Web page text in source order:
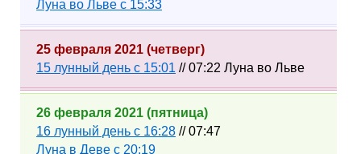
Луна во Льве с 15:33
25 февраля 2021 (четверг)
15 лунный день с 15:01 // 07:22 Луна во Льве
26 февраля 2021 (пятница)
16 лунный день с 16:28 // 07:47
Луна в Деве с 20:19